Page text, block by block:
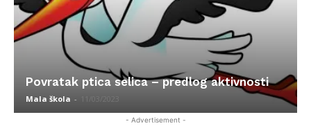
Povratak ptica selica – predlog aktivnosti
Mala škola - 11/03/2023
- Advertisement -